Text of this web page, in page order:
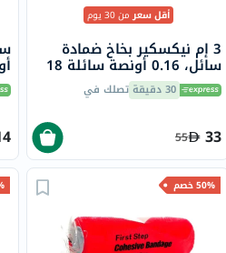
أقل سعرمن 30 يوم
3 إم نيكسكير بخاخ ضمادة
سائل، 0.16 أونصة سائلة 18
مل 30 دقيقة تصلك في
33
55
50% خصم